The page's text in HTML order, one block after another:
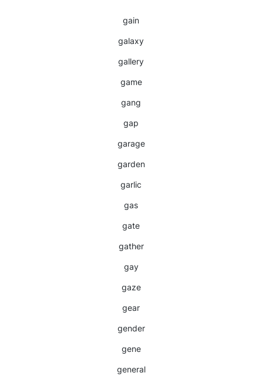
gain
galaxy
gallery
game
gang
gap
garage
garden
garlic
gas
gate
gather
gay
gaze
gear
gender
gene
general